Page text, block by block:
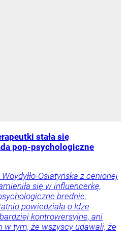
stała się
pop-psychologiczne
Osiatyńska z cenionej
się w influencerkę,
brednie.
powiedziała o Idze
kontrowersyjne, ani
w tym, że wszyscy udawali, że